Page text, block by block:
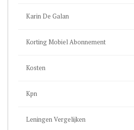
Karin De Galan
Korting Mobiel Abonnement
Kosten
Kpn
Leningen Vergelijken